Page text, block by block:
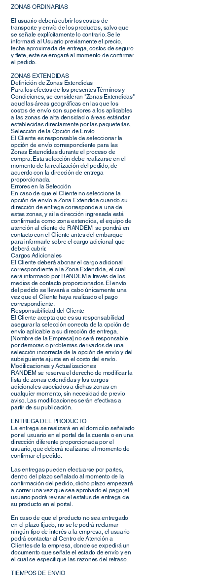
ZONAS ORDINARIAS
El usuario deberá cubrir los costos de
transporte y envío de los productos, salvo que
se señale explícitamente lo contrario. Se le
informará al Usuario previamente el precio,
fecha aproximada de entrega, costos de seguro
y flete, este se erogará al momento de confirmar
el pedido.
ZONAS EXTENDIDAS
Definición de Zonas Extendidas
Para los efectos de los presentes Términos y
Condiciones, se consideran "Zonas Extendidas"
aquellas áreas geográficas en las que los
costos de envío son superiores a los aplicables
a las zonas de alta densidad o áreas estándar
establecidas directamente por las paqueterías.
Selección de la Opción de Envío
El Cliente es responsable de seleccionar la
opción de envío correspondiente para las
Zonas Extendidas durante el proceso de
compra. Esta selección debe realizarse en el
momento de la realización del pedido, de
acuerdo con la dirección de entrega
proporcionada.
Errores en la Selección
En caso de que el Cliente no seleccione la
opción de envío a Zona Extendida cuando su
dirección de entrega corresponde a una de
estas zonas, y si la dirección ingresada está
confirmada como zona extendida, el equipo de
atención al cliente de RANDEM se pondrá en
contacto con el Cliente antes del embarque
para informarle sobre el cargo adicional que
deberá cubrir.
Cargos Adicionales
El Cliente deberá abonar el cargo adicional
correspondiente a la Zona Extendida, el cual
será informado por RANDEM a través de los
medios de contacto proporcionados. El envío
del pedido se llevará a cabo únicamente una
vez que el Cliente haya realizado el pago
correspondiente.
Responsabilidad del Cliente
El Cliente acepta que es su responsabilidad
asegurar la selección correcta de la opción de
envío aplicable a su dirección de entrega.
[Nombre de la Empresa] no será responsable
por demoras o problemas derivados de una
selección incorrecta de la opción de envío y del
subsiguiente ajuste en el costo del envío.
Modificaciones y Actualizaciones
RANDEM se reserva el derecho de modificar la
lista de zonas extendidas y los cargos
adicionales asociados a dichas zonas en
cualquier momento, sin necesidad de previo
aviso. Las modificaciones serán efectivas a
partir de su publicación.
ENTREGA DEL PRODUCTO
La entrega se realizará en el domicilio señalado
por el usuario en el portal de la cuenta o en una
dirección diferente proporcionada por el
usuario, que deberá realizarse al momento de
confirmar el pedido.
Las entregas pueden efectuarse por partes,
dentro del plazo señalado al momento de la
confirmación del pedido, dicho plazo empezará
a correr una vez que sea aprobado el pago; el
usuario podrá revisar el estatus de entrega de
su producto en el portal.
En caso de que el producto no sea entregado
en el plazo fijado, no se le podrá reclamar
ningún tipo de interés a la empresa, el usuario
podrá contactar al Centro de Atención a
Clientes de la empresa, donde se expedirá un
documento que señale el estado de envío y en
el cual se especifique las razones del retraso.
TIEMPOS DE ENVIO